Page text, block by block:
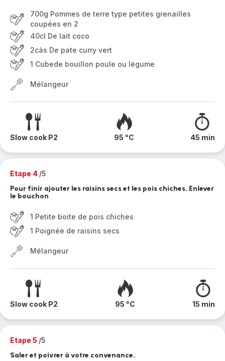
700g Pommes de terre type petites grenailles
coupées en 2
40cl De lait coco
2càs De pate curry vert
1 Cubede bouillon poule ou légume
Mélangeur
Slow cook P2 95 °C 45 min
Etape 4 /5
Pour finir ajouter les raisins secs et les pois chiches. Enlever
le bouchon
1 Petite boite de pois chiches
1 Poignée de raisins secs
Mélangeur
Slow cook P2 95 °C 15 min
Etape 5 /5
Saler et poivrer à votre convenance.